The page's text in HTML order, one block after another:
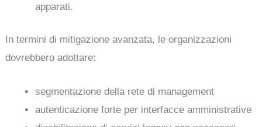
apparati.
In termini di mitigazione avanzata, le organizzazioni
dovrebbero adottare:
segmentazione della rete di management
autenticazione forte per interfacce amministrative